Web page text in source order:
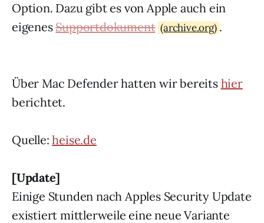
Option. Dazu gibt es von Apple auch ein
eigenesSupportdokument (archive.org).
Über Mac Defender hatten wir bereits hier
berichtet.
Quelle:heise.de
[Update]
Einige Stunden nach Apples Security Update
existiert mittlerweile eine neue Variante